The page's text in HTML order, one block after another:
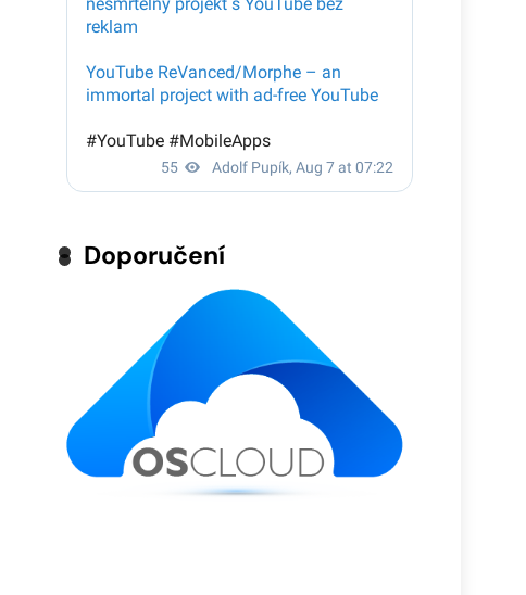
Doporučení